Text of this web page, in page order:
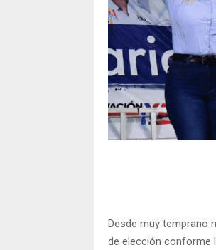
Desde muy temprano
de elección conforme